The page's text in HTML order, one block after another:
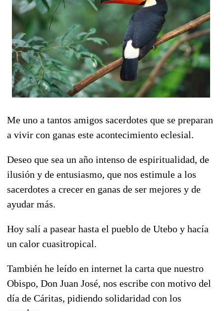
Me uno a tantos amigos sacerdotes que se preparan
a vivir con ganas este acontecimiento eclesial.
Deseo que sea un año intenso de espiritualidad, de
ilusión y de entusiasmo, que nos estimule a los
sacerdotes a crecer en ganas de ser mejores y de
ayudar más.
Hoy salí a pasear hasta el pueblo de Utebo y hacía
un calor cuasitropical.
También he leído en internet la carta que nuestro
Obispo, Don Juan José, nos escribe con motivo del
día de Cáritas, pidiendo solidaridad con los